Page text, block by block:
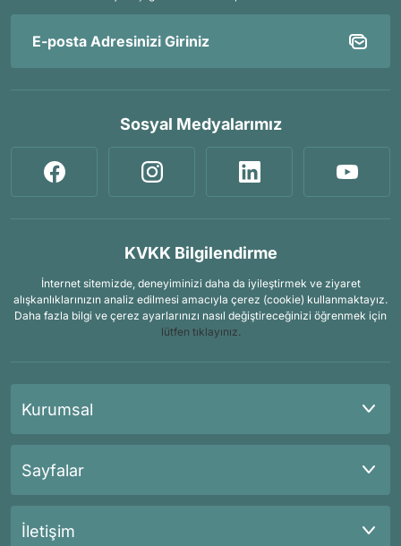
Sosyal Medyalarımız
KVKK Bilgilendirme
İnternet sitemizde, deneyiminizi daha da iyileştirmek ve ziyaret
alışkanlıklarınızın analiz edilmesi amacıyla çerez (cookie) kullanmaktayız.
Daha fazla bilgi ve çerez ayarlarınızı nasıl değiştireceğinizi öğrenmek için
lütfen tıklayınız.
Kurumsal
Sayfalar
İletişim